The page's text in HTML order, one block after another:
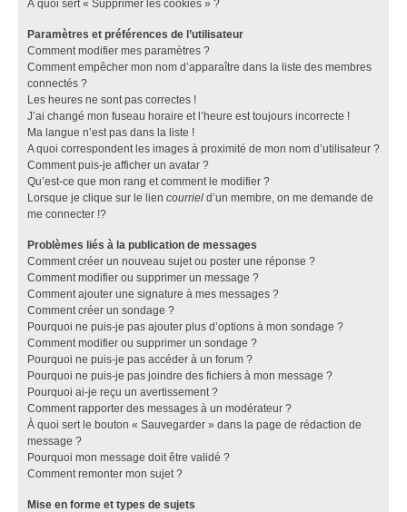
À quoi sert « Supprimer les cookies » ?
Paramètres et préférences de l’utilisateur
Comment modifier mes paramètres ?
Comment empêcher mon nom d’apparaître dans la liste des membres
connectés ?
Les heures ne sont pas correctes !
J’ai changé mon fuseau horaire et l’heure est toujours incorrecte !
Ma langue n’est pas dans la liste !
A quoi correspondent les images à proximité de mon nom d’utilisateur ?
Comment puis-je afficher un avatar ?
Qu’est-ce que mon rang et comment le modifier ?
Lorsque je clique sur le lien courriel d’un membre, on me demande de
me connecter !?
Problèmes liés à la publication de messages
Comment créer un nouveau sujet ou poster une réponse ?
Comment modifier ou supprimer un message ?
Comment ajouter une signature à mes messages ?
Comment créer un sondage ?
Pourquoi ne puis-je pas ajouter plus d’options à mon sondage ?
Comment modifier ou supprimer un sondage ?
Pourquoi ne puis-je pas accéder à un forum ?
Pourquoi ne puis-je pas joindre des fichiers à mon message ?
Pourquoi ai-je reçu un avertissement ?
Comment rapporter des messages à un modérateur ?
À quoi sert le bouton « Sauvegarder » dans la page de rédaction de
message ?
Pourquoi mon message doit être validé ?
Comment remonter mon sujet ?
Mise en forme et types de sujets